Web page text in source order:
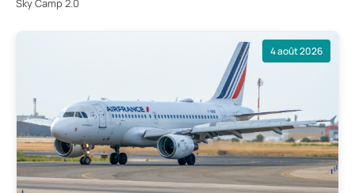
Sky Camp 2.0
4 août 2026